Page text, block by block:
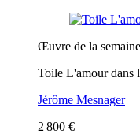
Œuvre de la semaine
Toile L'amour dans
Jérôme Mesnager
2 800 €